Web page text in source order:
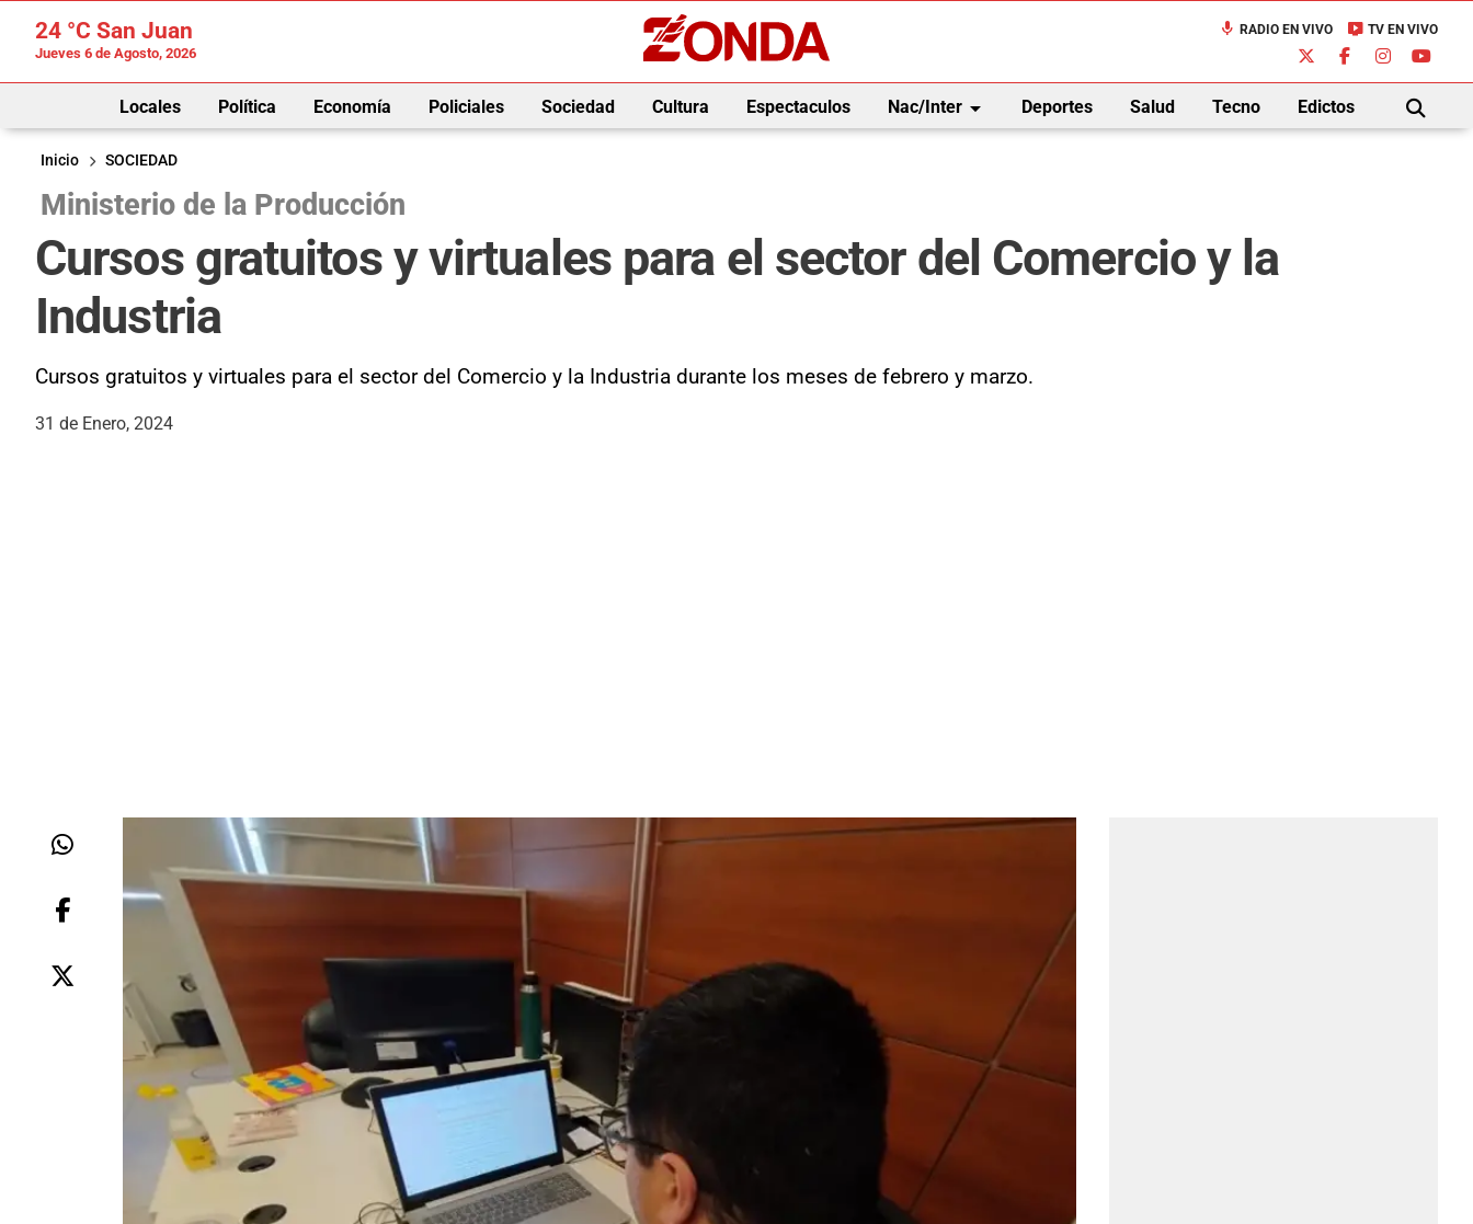
24 °C San Juan
Jueves 6 de Agosto, 2026
mic RADIO EN VIVO live_tv TV EN VIVO
Locales Política Economía Policiales Sociedad Cultura Espectaculos Nac/Interarrow_drop_down Deportes Salud Tecno Edictos
BUSCAR
Inicio
SOCIEDAD
Ministerio de la Producción
Cursos gratuitos y virtuales para el sector del Comercio y la
Industria
Cursos gratuitos y virtuales para el sector del Comercio y la Industria durante los meses de febrero y marzo.
31 de Enero, 2024